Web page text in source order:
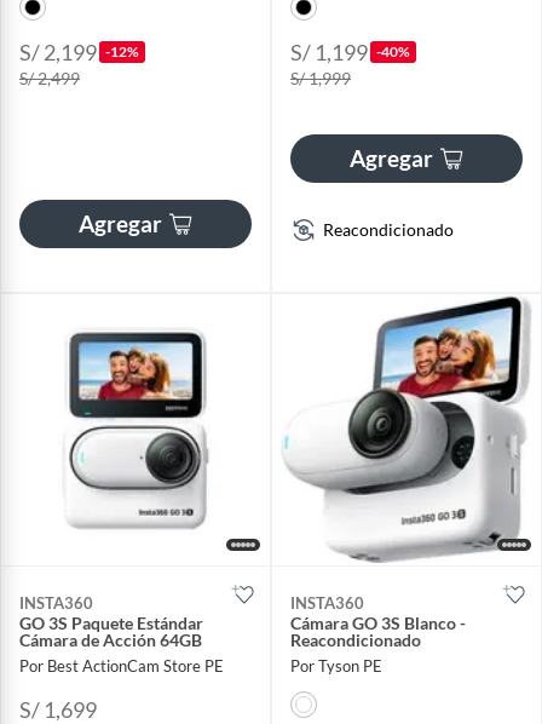
S/ 2,199 -12%
S/ 2,499
Agregar
S/ 1,199 -40%
S/ 1,999
Agregar
Reacondicionado
INSTA360
GO 3S Paquete Estándar
Cámara de Acción 64GB
Por Best ActionCam Store PE
S/ 1,699
INSTA360
Cámara GO 3S Blanco -
Reacondicionado
Por Tyson PE